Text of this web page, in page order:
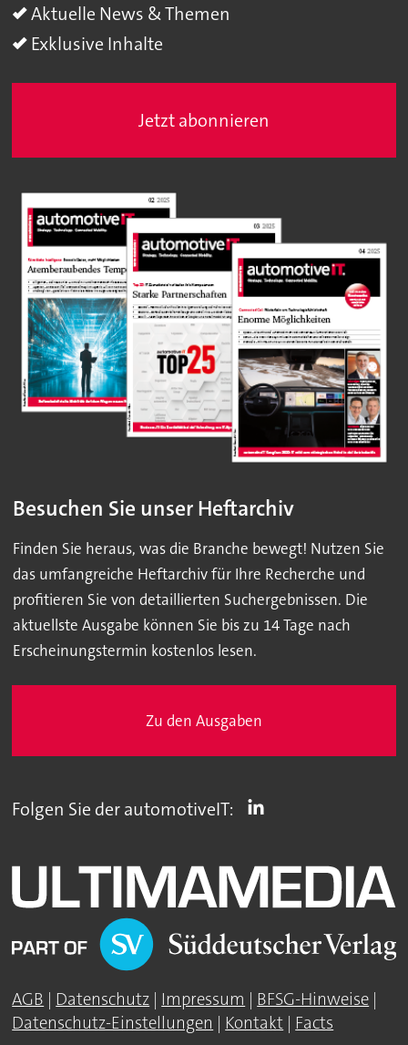
Aktuelle News & Themen
Exklusive Inhalte
Jetzt abonnieren
Besuchen Sie unser Heftarchiv
Finden Sie heraus, was die Branche bewegt! Nutzen Sie
das umfangreiche Heftarchiv für Ihre Recherche und
profitieren Sie von detaillierten Suchergebnissen. Die
aktuellste Ausgabe können Sie bis zu 14 Tage nach
Erscheinungstermin kostenlos lesen.
Zu den Ausgaben
Folgen Sie der automotiveIT:
AGB Datenschutz Impressum BFSG-Hinweise
Datenschutz-Einstellungen
Kontakt Facts